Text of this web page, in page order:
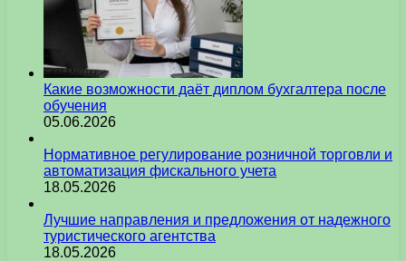
Какие возможности даёт диплом бухгалтера после
обучения
05.06.2026
Нормативное регулирование розничной торговли и
автоматизация фискального учета
18.05.2026
Лучшие направления и предложения от надежного
туристического агентства
18.05.2026